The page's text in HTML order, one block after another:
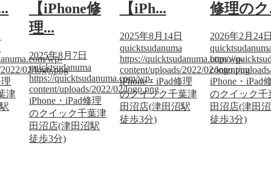
wp-
02/logo.png
津
【iPhone修
理...
2025年8月7日
quicktsudanuma
https://quicktsudanuma.com/wp-
content/uploads/2022/02/logo.png
iPhone・iPad修理
のクイック千葉津
田沼店(津田沼駅
徒歩3分)
【iPh...
2025年8月14日
quicktsudanuma
https://quicktsudanuma.com/wp-
content/uploads/2022/02/logo.png
iPhone・iPad修理
のクイック千葉津
田沼店(津田沼駅
徒歩3分)
修理のク
2026年2月24
https://
content/
iPhone・iPad
のクイック千
田沼店(津田
徒歩3分)